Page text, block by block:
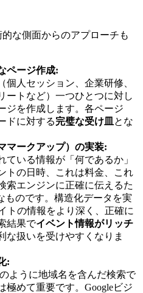
な側面からのアプローチも
ページ作成:
個人セッション、企業研修、
ートなど）一つひとつに対し
ジを作成します。各ページ
ドに対する完璧な受け皿 とな
マークアップ）の実装:
ている情報が「何であるか」
トの日時、これは料金、これ
索エンジンに正確に伝えるた
ものです。構造化データを実
トの情報をより深く、正確に
結果でイベント情報がリッチ
な扱いを受けやすくなりま
:
ように地域名を含んだ検索で
極めて重要です。Googleビジ